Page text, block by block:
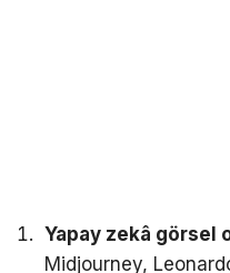
Yapay zekâ görsel
Midjourney,